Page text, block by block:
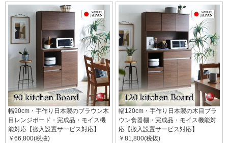
幅90cm・手作り日本製のブラウン木
目レンジボード・完成品・モイス機
能対応【搬入設置サービス対応】
￥66,800(税抜)
幅120cm・手作り日本製の木目ブラ
ウン食器棚・完成品・モイス機能対
応【搬入設置サービス対応】
￥81,800(税抜)